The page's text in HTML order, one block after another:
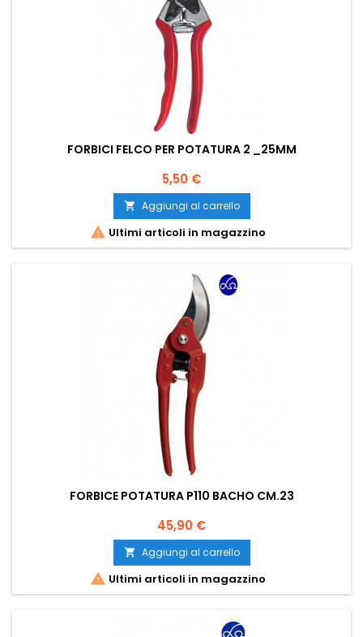
FORBICI FELCO PER POTATURA 2 _25MM
Prezzo
5,50 €
 Aggiungi al carrello
 Ultimi articoli in magazzino
FORBICE POTATURA P110 BACHO CM.23
Prezzo
45,90 €
 Aggiungi al carrello
 Ultimi articoli in magazzino